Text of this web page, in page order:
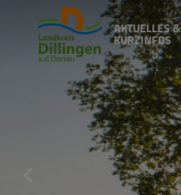
AKTUELLES &
KURZINFOS